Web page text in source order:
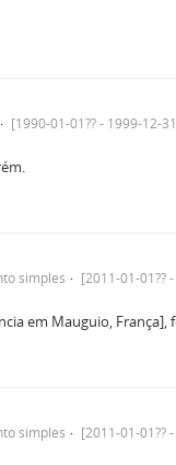
[1990-01-01?? - 1999-12-
simples
[2011-01-01??
em Mauguio,
simples
[2011-01-01??